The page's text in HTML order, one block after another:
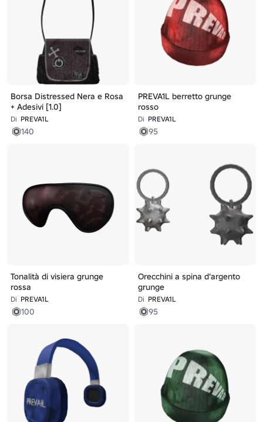
Borsa Distressed Nera e Rosa
+ Adesivi [1.0]
Di PREVA1L
140
PREVA1L berretto grunge
rosso
Di PREVA1L
95
Tonalità di visiera grunge
rossa
Di PREVA1L
100
Orecchini a spina d'argento
grunge
Di PREVA1L
95